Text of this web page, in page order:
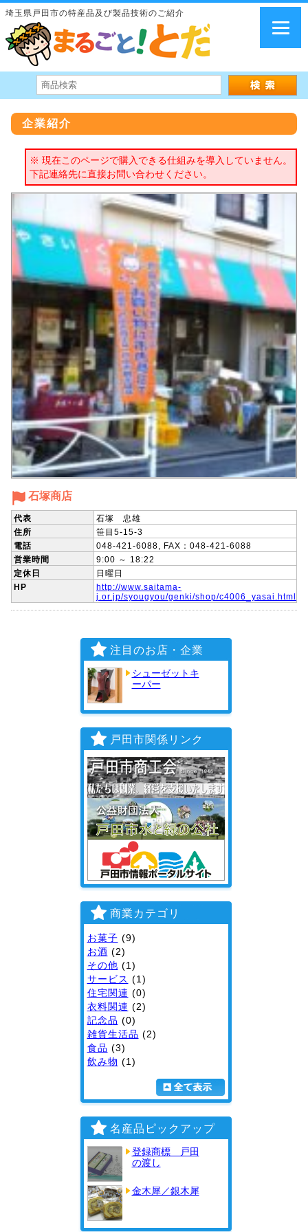
埼玉県戸田市の特産品及び製品技術のご紹介
企業紹介
※ 現在このページで購入できる仕組みを導入していません。
下記連絡先に直接お問い合わせください。
石塚商店
代表
石塚 忠雄
住所
笹目5-15-3
電話
048-421-6088, FAX：048-421-6088
営業時間
9:00 ～ 18:22
定休日
日曜日
HP
http://www.saitama-
j.or.jp/syougyou/genki/shop/c4006_yasai.html
注目のお店・企業
シューゼットキ
ーパー
戸田市関係リンク
商業カテゴリ
お菓子 (9)
お酒 (2)
その他 (1)
サービス (1)
住宅関連 (0)
衣料関連 (2)
記念品 (0)
雑貨生活品 (2)
食品 (3)
飲み物 (1)
▼ 全て表示
名産品ピックアップ
登録商標 戸田
の渡し
金木犀／銀木犀